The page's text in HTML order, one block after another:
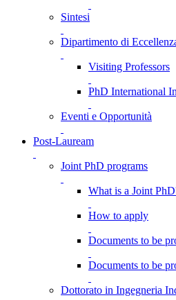
Sintesi
Dipartimento di
Visiting Professors
PhD International
Eventi e Opportunità
Post-Lauream
Joint PhD programs
What is a Joint
How to apply
Documents to be
Documents to be
Dottorato in Ingegneria